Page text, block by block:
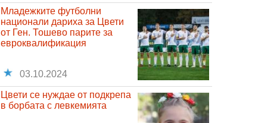
Младежките футболни
национали дариха за Цвети
от Ген. Тошево парите за
евроквалификация
03.10.2024
Цвети се нуждае от подкрепа
в борбата с левкемията